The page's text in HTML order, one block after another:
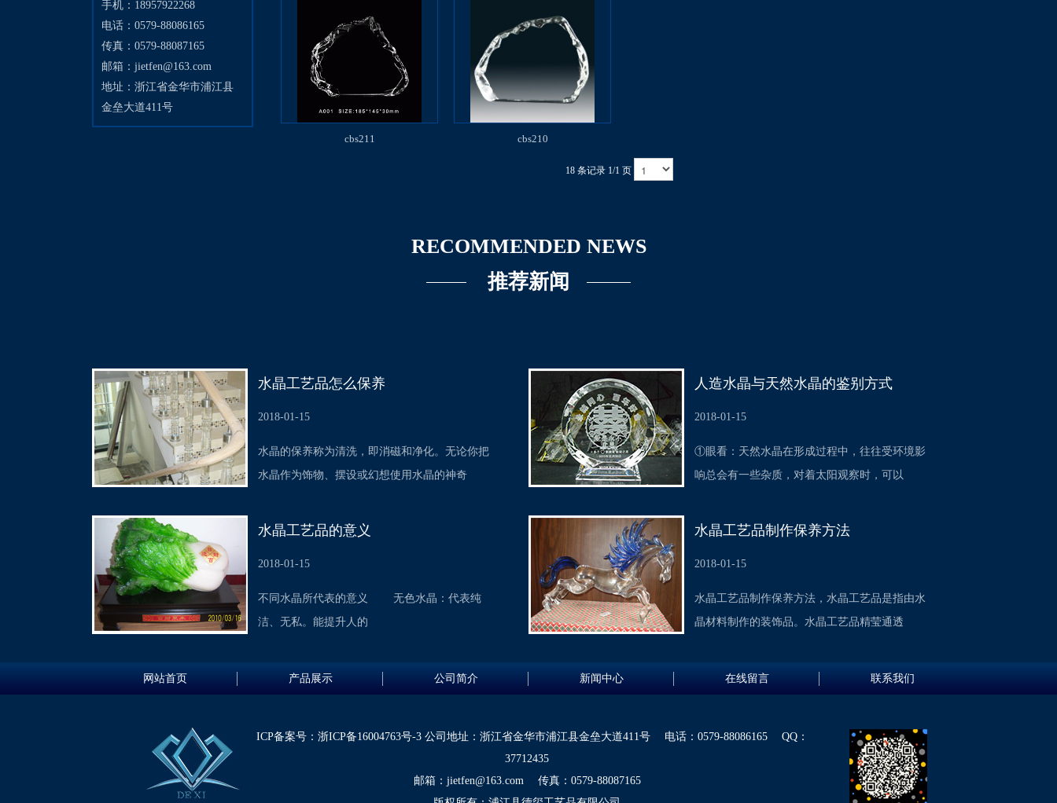
手机：18957922268
电话：0579-88086165
传真：0579-88087165
邮箱： jietfen@163.com
地址：浙江省金华市浦江县
金垒大道411号
cbs211 cbs210
18 条记录 1/1 页
RECOMMENDED NEWS
推荐新闻
水晶工艺品怎么保养
2018-01-15
水晶的保养称为清洗，即消磁和净化。无论你把
水晶作为饰物、摆设或幻想使用水晶的神奇
人造水晶与天然水晶的鉴别方式
2018-01-15
①眼看：天然水晶在形成过程中，往往受环境影
响总会有一些杂质，对着太阳观察时，可以
水晶工艺品的意义
2018-01-15
不同水晶所代表的意义 无色水晶：代表纯
洁、无私。能提升人的
水晶工艺品制作保养方法
2018-01-15
水晶工艺品制作保养方法，水晶工艺品是指由水
晶材料制作的装饰品。水晶工艺品精莹通透
网站首页 产品展示 公司简介 新闻中心 在线留言 联系我们
ICP备案号： 浙ICP备16004763号-3 公司地址：浙江省金华市浦江县金垒大道411号 电话：0579-88086165 QQ：
37712435
邮箱： jietfen@163.com传真：0579-88087165